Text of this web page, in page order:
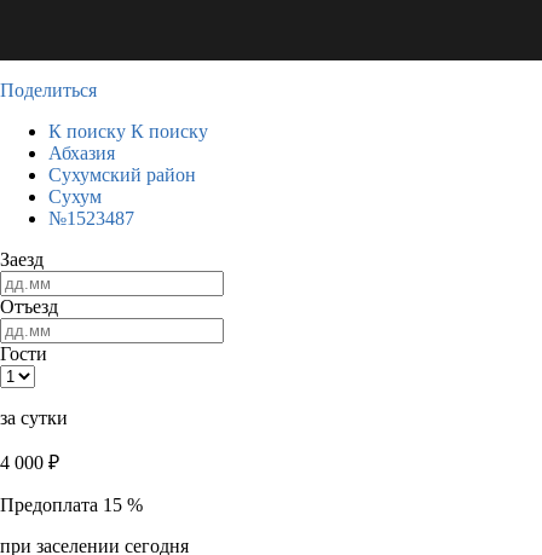
Поделиться
К поиску К поиску
Абхазия
Сухумский район
Сухум
№1523487
Заезд
Отъезд
Гости
за сутки
4 000 ₽
Предоплата 15 %
при заселении сегодня